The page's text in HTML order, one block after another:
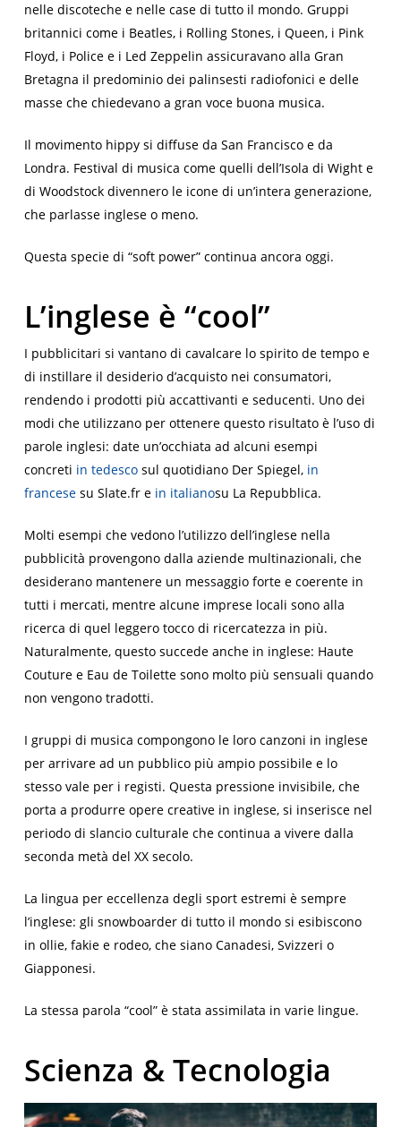
nelle discoteche e nelle case di tutto il mondo. Gruppi
britannici come i Beatles, i Rolling Stones, i Queen, i Pink
Floyd, i Police e i Led Zeppelin assicuravano alla Gran
Bretagna il predominio dei palinsesti radiofonici e delle
masse che chiedevano a gran voce buona musica.
Il movimento hippy si diffuse da San Francisco e da
Londra. Festival di musica come quelli dell’Isola di Wight e
di Woodstock divennero le icone di un’intera generazione,
che parlasse inglese o meno.
Questa specie di “soft power” continua ancora oggi.
L’inglese è “cool”
I pubblicitari si vantano di cavalcare lo spirito de tempo e
di instillare il desiderio d’acquisto nei consumatori,
rendendo i prodotti più accattivanti e seducenti. Uno dei
modi che utilizzano per ottenere questo risultato è l’uso di
parole inglesi: date un’occhiata ad alcuni esempi
concreti in tedescosul quotidiano Der Spiegel, in
francesesu Slate.fre in italianosu La Repubblica.
Molti esempi che vedono l’utilizzo dell’inglese nella
pubblicità provengono dalla aziende multinazionali, che
desiderano mantenere un messaggio forte e coerente in
tutti i mercati, mentre alcune imprese locali sono alla
ricerca di quel leggero tocco di ricercatezza in più.
Naturalmente, questo succede anche in inglese: Haute
Couture e Eau de Toilettesono molto più sensuali quando
non vengono tradotti.
I gruppi di musica compongono le loro canzoni in inglese
per arrivare ad un pubblico più ampio possibile e lo
stesso vale per i registi. Questa pressione invisibile, che
porta a produrre opere creative in inglese, si inserisce nel
periodo di slancio culturale che continua a vivere dalla
seconda metà del XX secolo.
La lingua per eccellenza degli sport estremi è sempre
l’inglese: gli snowboarderdi tutto il mondo si esibiscono
in ollie, fakie erodeo, che siano Canadesi, Svizzeri o
Giapponesi.
La stessa parola “cool” è stata assimilata in varie lingue.
Scienza & Tecnologia